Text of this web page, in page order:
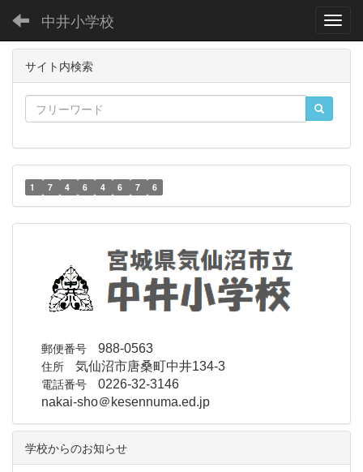
中井小学校
サイト内検索
1 7 4 6 4 6 7 6
郵便番号 988-0563
住所 気仙沼市唐桑町中井134-3
電話番号 0226-32-3146
nakai-sho＠kesennuma.ed.jp
学校からのお知らせ